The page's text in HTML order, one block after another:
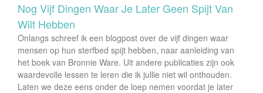
Nog Vijf Dingen Waar Je Later Geen Spijt Van
Wilt Hebben
Onlangs schreef ik een blogpost over de vijf dingen waar
mensen op hun sterfbed spijt hebben, naar aanleiding van
het boek van Bronnie Ware. Uit andere publicaties zijn ook
waardevolle lessen te leren die ik jullie niet wil onthouden.
Laten we deze eens onder de loep nemen voordat je later